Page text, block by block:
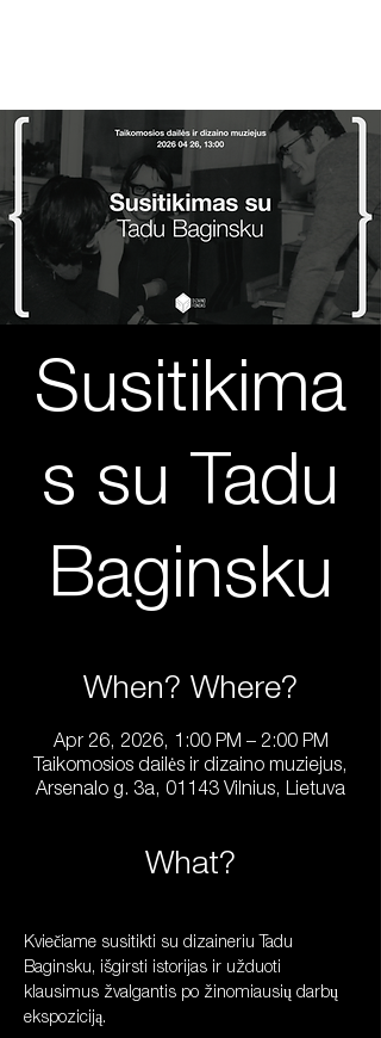
Susitikima
s su Tadu
Baginsku
When? Where?
Apr 26, 2026, 1:00 PM – 2:00 PM
Taikomosios dailės ir dizaino muziejus,
Arsenalo g. 3a, 01143 Vilnius, Lietuva
What?
Kviečiame susitikti su dizaineriu Tadu
Baginsku, išgirsti istorijas ir užduoti
klausimus žvalgantis po žinomiausių darbų
ekspoziciją.